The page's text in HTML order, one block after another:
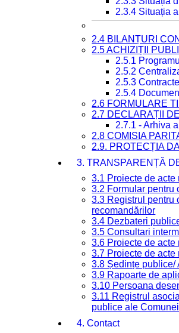
2.3.4 Situația
2.4 BILANȚURI
2.5 ACHIZIȚII
2.5.1
2.5.2
2.5.3
2.5.4
2.6 FORMULARE
2.7 DECLARAȚII
2.7.1 - Arhiva
2.8 COMISIA
2.9. PROTECȚIA
3. TRANSPARENȚĂ
3.1 Proiecte de
3.2 Formular pentru
3.3 Registrul pentru
recomandărilor
3.4 Dezbateri
3.5 Consultari
3.6 Proiecte de acte
3.7 Proiecte de
3.8 Ședințe publice/
3.9 Rapoarte de
3.10 Persoana
3.11 Registrul
publice ale Comunei
4. Contact